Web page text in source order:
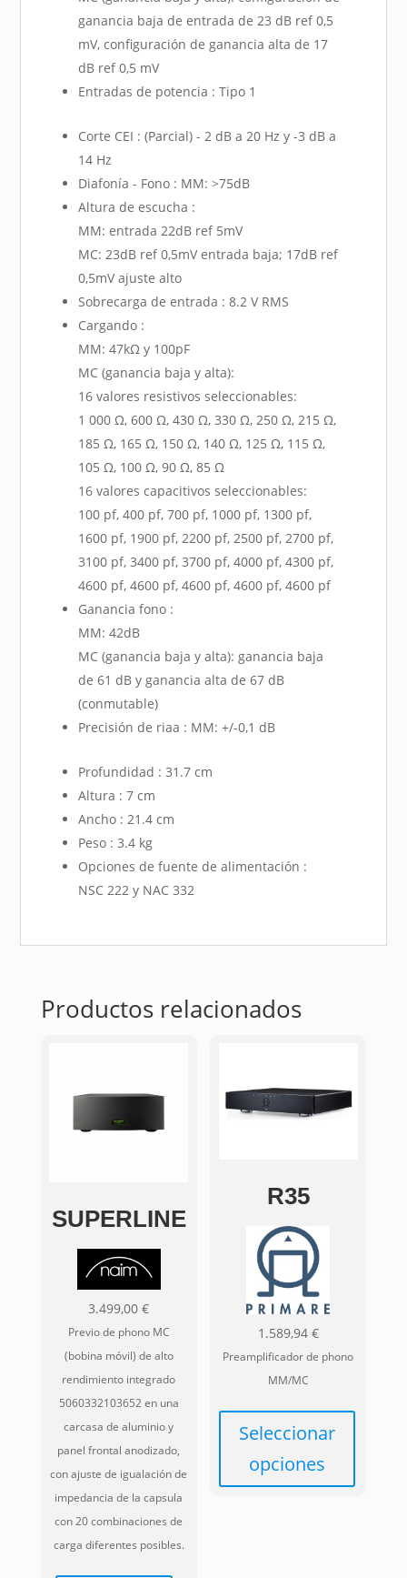
ganancia baja de entrada de 23 dB ref 0,5
mV, configuración de ganancia alta de 17
dB ref 0,5 mV
Entradas de potencia : Tipo 1
Corte CEI : (Parcial) - 2 dB a 20 Hz y -3 dB a
14 Hz
Diafonía - Fono : MM: >75dB
Altura de escucha :
MM: entrada 22dB ref 5mV
MC: 23dB ref 0,5mV entrada baja; 17dB ref
0,5mV ajuste alto
Sobrecarga de entrada : 8.2 V RMS
Cargando :
MM: 47kΩ y 100pF
MC (ganancia baja y alta):
16 valores resistivos seleccionables:
1 000 Ω, 600 Ω, 430 Ω, 330 Ω, 250 Ω, 215 Ω,
185 Ω, 165 Ω, 150 Ω, 140 Ω, 125 Ω, 115 Ω,
105 Ω, 100 Ω, 90 Ω, 85 Ω
16 valores capacitivos seleccionables:
100 pf, 400 pf, 700 pf, 1000 pf, 1300 pf,
1600 pf, 1900 pf, 2200 pf, 2500 pf, 2700 pf,
3100 pf, 3400 pf, 3700 pf, 4000 pf, 4300 pf,
4600 pf, 4600 pf, 4600 pf, 4600 pf, 4600 pf
Ganancia fono :
MM: 42dB
MC (ganancia baja y alta): ganancia baja
de 61 dB y ganancia alta de 67 dB
(conmutable)
Precisión de riaa : MM: +/-0,1 dB
Profundidad : 31.7 cm
Altura : 7 cm
Ancho : 21.4 cm
Peso : 3.4 kg
Opciones de fuente de alimentación :
NSC 222 y NAC 332
Productos relacionados
SUPERLINE
3.499,00€
Previo de phono MC
(bobina móvil) de alto
rendimiento integrado
5060332103652 en una
carcasa de aluminio y
panel frontal anodizado,
con ajuste de igualación de
impedancia de la capsula
con 20 combinaciones de
carga diferentes posibles.
R35
1.589,94 €
Preamplificador de phono
MM/MC
Seleccionar
opciones